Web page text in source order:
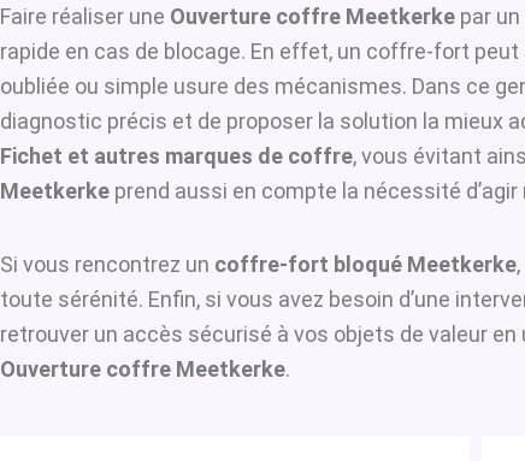
Faire réaliser une Ouverture coffre Meetkerke par
rapide en cas de blocage. En effet, un coffre-fort
oubliée ou simple usure des mécanismes. Dans ce
diagnostic précis et de proposer la solution la mieux
Fichet et autres marques de coffre, vous évitant
Meetkerke prend aussi en compte la nécessité
Si vous rencontrez un coffre-fort bloqué Meetkerke
toute sérénité. Enfin, si vous avez besoin d’une
retrouver un accès sécurisé à vos objets de valeur
Ouverture coffre Meetkerke.